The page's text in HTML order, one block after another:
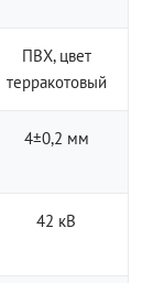
ПВХ, цвет
терракотовый
4±0,2 мм
42 кВ